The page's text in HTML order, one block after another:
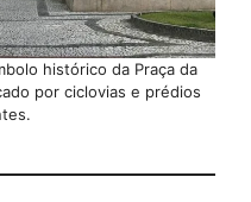
histórico da Praça da
por ciclovias e prédios